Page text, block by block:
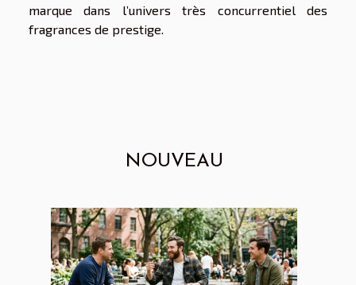
marque dans l’univers très concurrentiel des
fragrances de prestige.
NOUVEAU